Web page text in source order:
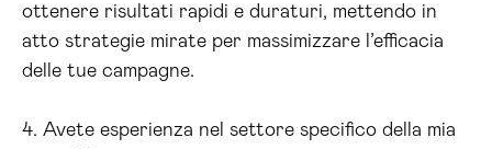
ottenere risultati rapidi e duraturi, mettendo in
atto strategie mirate per massimizzare l’efficacia
delle tue campagne.
4. Avete esperienza nel settore specifico della mia